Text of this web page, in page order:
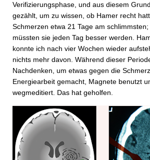
Verifizierungsphase, und aus diesem
gezählt, um zu wissen, ob Hamer recht
Schmerzen etwa 21 Tage am
müssten sie jeden Tag besser werden.
konnte ich nach vier Wochen wieder
nichts mehr davon. Während dieser
Nachdenken, um etwas gegen die
Energiearbeit gemacht, Magnete benutzt
wegmeditiert. Das hat geholfen.